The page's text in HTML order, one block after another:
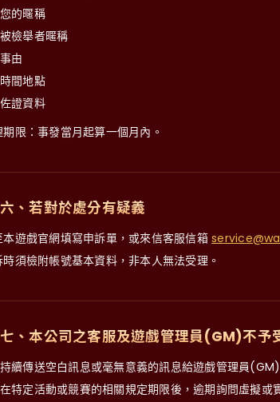
您的暱稱
被檢舉者暱稱
事由
時間地點
佐證資料
期限：事發當月起算一個月內。
六、若對於處分有疑義
本遊戲官網填寫申訴單，或來信客服信箱
時須檢附帳號基本資料，非本人無法受理。
七、本公司之客服及遊戲管理員(GM)不予
持續傳送空白訊息或毫無意義的訊息給遊戲管理員(GM)
在特定活動或競賽的相關規定期限後，逾期詢問虛擬或